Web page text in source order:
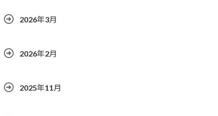
2026年3月
2026年2月
2025年11月